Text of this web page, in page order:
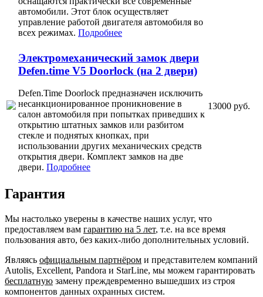
автомобили. Этот блок осуществляет
управление работой двигателя автомобиля во
всех режимах. Подробнее
Электромеханический замок двери
Defen.time V5 Doorlock (на 2 двери)
Defen.Time Doorlock предназначен исключить
несанкционированное проникновение в
салон автомобиля при попытках приведших к
открытию штатных замков или разбитом
стекле и поднятых кнопках, при
использовании других механических средств
открытия двери. Комплект замков на две
двери. Подробнее
13000 руб.
Гарантия
Мы настолько уверены в качестве наших услуг, что
предоставляем вам гарантию на 5 лет, т.е. на все время
пользования авто, без каких-либо дополнительных условий.
Являясь официальным партнёром и представителем компаний
Autolis, Excellent, Pandora и StarLine, мы можем гарантировать
бесплатную замену преждевременно вышедших из строя
компонентов данных охранных систем.